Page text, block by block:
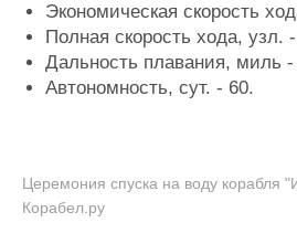
Экономическая скорость
Полная скорость хода, узл.
Дальность плавания, миль
Автономность, сут. - 60.
Церемония спуска на воду корабля
Корабел.ру